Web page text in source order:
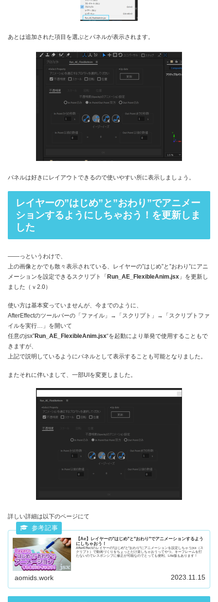
あとは追加された項目を選ぶとパネルが表示されます。
パネルは好きにレイアウトできるので使いやすい所に表示しましょう。
レイヤーの”はじめ”と”おわり”でアニメー
ションするようにしちゃおう！を更新しま
した
――っというわけで、
上の画像とかでも散々表示されている、レイヤーの”はじめ”と”おわり”にアニ
メーションを設定できるスクリプト「 Run_AE_FlexibleAnim.jsx 」を更新し
ました（ｖ2.0）
使い方は基本変っていませんが、今までのように、
AfterEffectのツールバーの「ファイル」→「スクリプト」→「スクリプトファ
イルを実行…」を開いて
任意のjsx”Run_AE_FlexibleAnim.jsx“を起動により単発で使用することもで
きますが、
上記で説明しているようにパネルとして表示することも可能となりました。
またそれに伴いまして、一部UIを変更しました。
詳しい詳細は以下のページにて
【Ae】レイヤーの"はじめ"と"おわり"でアニメーションするよう
にしちゃおう！
AfterEffectのレイヤーの"はじめ"と"おわり"にアニメーションを設定しちゃうjsx（ス
クリプト）で動画づくりをちょっとだけ楽しちゃおうってやつ。キーフレームを打
たないのでレスポンシブに修正が可能なのでとっても便利。Lite版もあります！
aomids.work 2023.11.15